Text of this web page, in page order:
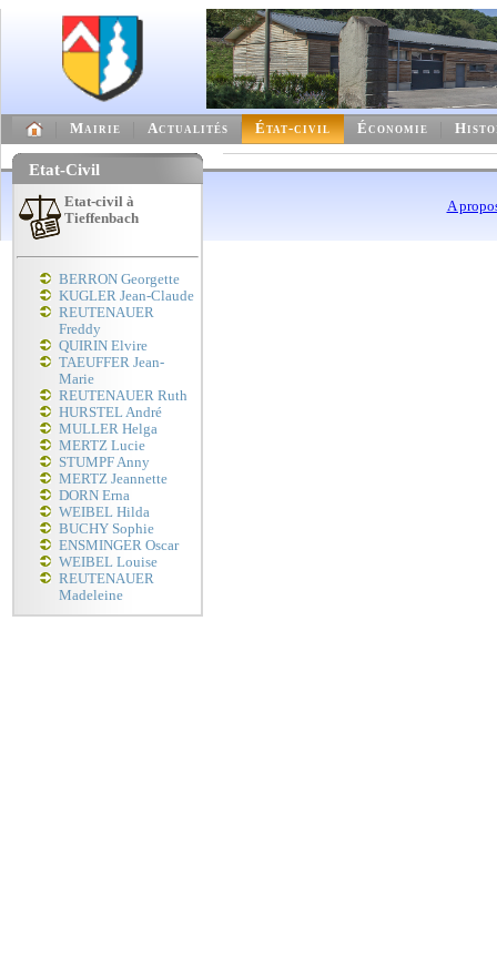
Mairie Actualités État-civil Économie
Etat-Civil
Etat-civil à
Tieffenbach
BERRON Georgette
KUGLER Jean-Claude
REUTENAUER
Freddy
QUIRIN Elvire
TAEUFFER Jean-
Marie
REUTENAUER Ruth
HURSTEL André
MULLER Helga
MERTZ Lucie
STUMPF Anny
MERTZ Jeannette
DORN Erna
WEIBEL Hilda
BUCHY Sophie
ENSMINGER Oscar
WEIBEL Louise
REUTENAUER
Madeleine
A